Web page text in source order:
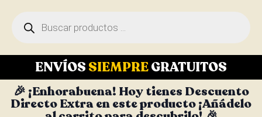
ENVÍOS SIEMPREGRATUITOS
🎉 ¡Enhorabuena! Hoy tienes Descuento
Directo Extra en este producto ¡Añádelo